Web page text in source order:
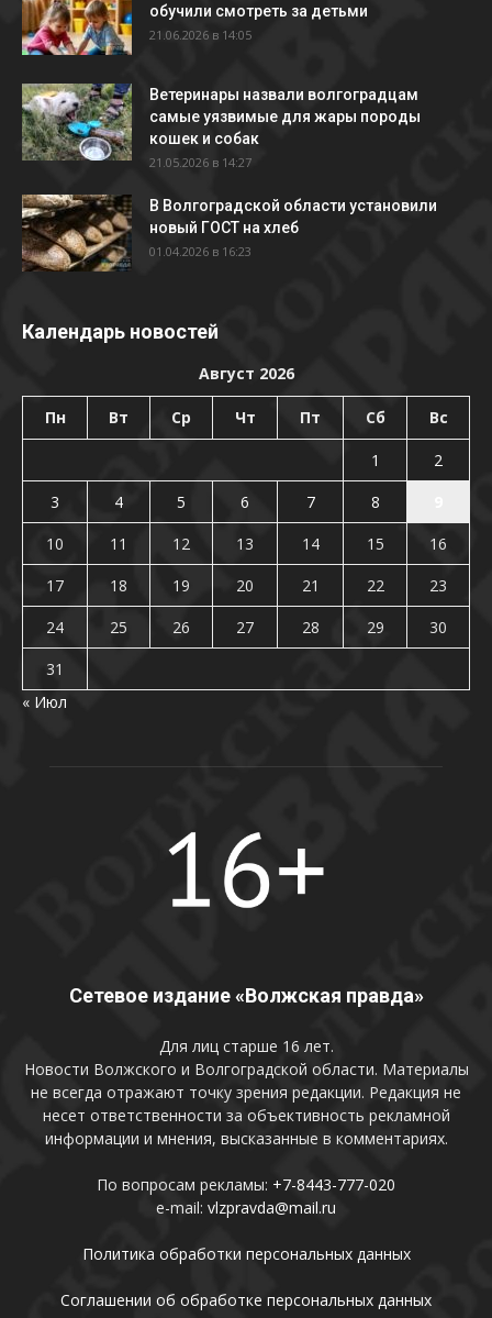
обучили смотреть за детьми
21.06.2026 в 14:05
Ветеринары назвали волгоградцам
самые уязвимые для жары породы
кошек и собак
21.05.2026 в 14:27
В Волгоградской области установили
новый ГОСТ на хлеб
01.04.2026 в 16:23
Календарь новостей
Август 2026
Пн Вт Ср Чт Пт Сб Вс
1
2
3
4 5 6 7 8
10
11 12 13 14 15
16
17
18 19 20 21 22
23
24
25 26 27 28 29
30
31
« Июл
Сетевое издание «Волжская правда»
Для лиц старше 16 лет.
Новости Волжского и Волгоградской области. Материалы
не всегда отражают точку зрения редакции. Редакция не
несет ответственности за объективность рекламной
информации и мнения, высказанные в комментариях.
По вопросам рекламы: +7-8443-777-020
e-mail: vlzpravda@mail.ru
Политика обработки персональных данных
Соглашении об обработке персональных данных